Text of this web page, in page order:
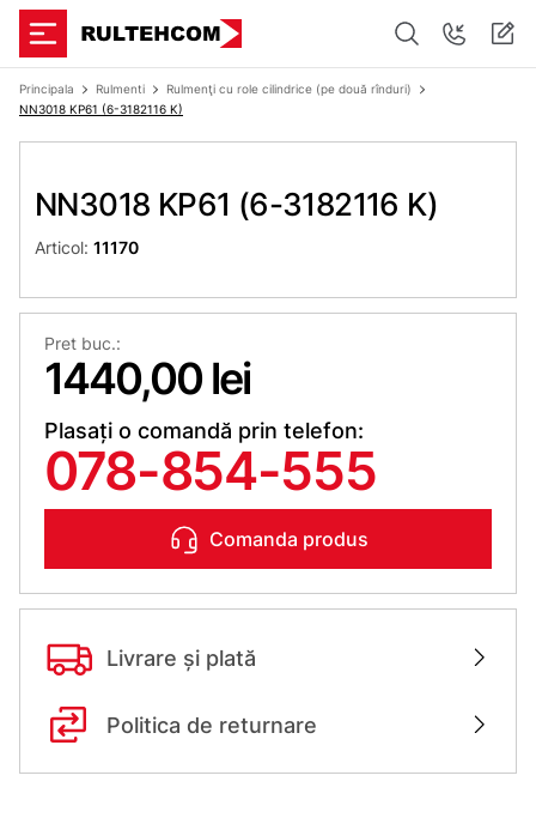
Principala Rulmenti
Rulmenţi cu role cilindrice (pe două rînduri)
NN3018 KP61 (6-3182116 K)
NN3018 KP61 (6-3182116 K)
Articol: 11170
Pret buc.:
1440,00 lei
Plasați o comandă prin telefon:
078-854-555
Comanda produs
Livrare și plată
Politica de returnare